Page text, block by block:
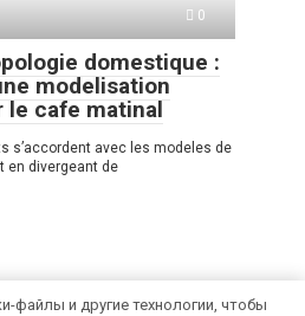
0
domestique :
modelisation
le cafe matinal
s’accordent avec les modeles de
en divergeant de
файлы и другие технологии, чтобы